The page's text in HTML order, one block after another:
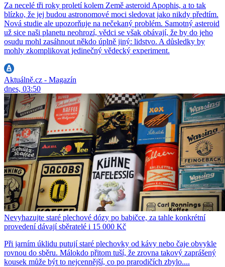
Za necelé tři roky proletí kolem Země asteroid Apophis, a to tak
blízko, že jej budou astronomové moci sledovat jako nikdy předtím.
Nová studie ale upozorňuje na nečekaný problém. Samotný asteroid
už sice naši planetu neohrozí, vědci se však obávají, že by do jeho
osudu mohl zasáhnout někdo úplně jiný: lidstvo. A důsledky by
mohly zkomplikovat jedinečný vědecký experiment.
Aktuálně.cz - Magazín
dnes, 03:50
Nevyhazujte staré plechové dózy po babičce, za tahle konkrétní
provedení dávají sběratelé i 15 000 Kč
Při jarním úklidu putují staré plechovky od kávy nebo čaje obvykle
rovnou do sběru. Málokdo přitom tuší, že zrovna takový zaprášený
kousek může být to nejcennější, co po prarodičích zbylo....